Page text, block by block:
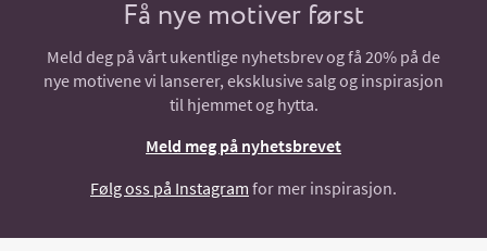
Få nye motiver først
Meld deg på vårt ukentlige nyhetsbrev og få 20% på de
nye motivene vi lanserer, eksklusive salg og inspirasjon
til hjemmet og hytta.
Meld meg på nyhetsbrevet
Følg oss på Instagram for mer inspirasjon.